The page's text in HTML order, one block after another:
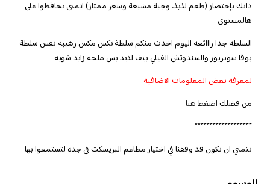
دانك بإختصار (طعم لذيذ، وجبة مشبعة وسعر ممتاز) اتمنى تحافظوا على
هالمستوى
السلطه جدا رااائعه اليوم اخدت منكم سلطة تكس مكس رهيبه نفس سلطة
بوقا سوبريور والسندوتش الفيلي بيف لذيذ بس ملحه زايد شويه
لمعرفة بعض المعلومات الاضافية
من فضلكاضغط هنا
*******************
نتمني ان نكون قد وفقنا في اختيار مطاعم البريسكت في جدة لتستمعوا بها